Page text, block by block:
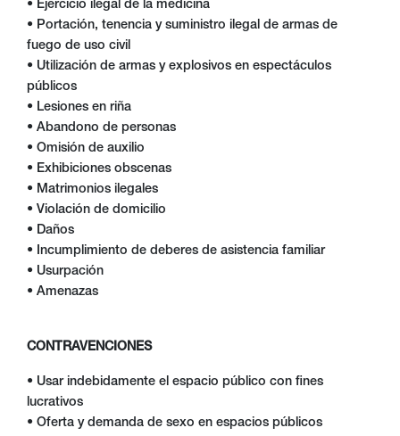
• Ejercicio ilegal de la medicina
• Portación, tenencia y suministro ilegal de armas de
fuego de uso civil
• Utilización de armas y explosivos en espectáculos
públicos
• Lesiones en riña
• Abandono de personas
• Omisión de auxilio
• Exhibiciones obscenas
• Matrimonios ilegales
• Violación de domicilio
• Daños
• Incumplimiento de deberes de asistencia familiar
• Usurpación
• Amenazas
CONTRAVENCIONES
• Usar indebidamente el espacio público con fines
lucrativos
• Oferta y demanda de sexo en espacios públicos